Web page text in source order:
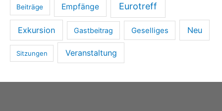
Beiträge Empfänge Eurotreff
Exkursion Gastbeitrag Geselliges Neu
Sitzungen Veranstaltung